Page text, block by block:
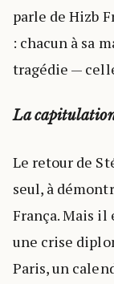
parle de Hizb
: chacun à sa
tragédie —
La
Le retour de
seul, à
França. Mais
une crise
Paris, un